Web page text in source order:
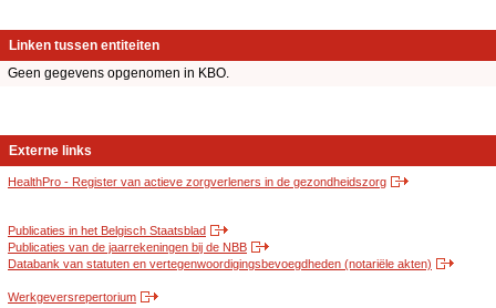
Linken tussen entiteiten
Geen gegevens opgenomen in KBO.
Externe links
HealthPro - Register van actieve zorgverleners in de gezondheidszorg
Publicaties in het Belgisch Staatsblad
Publicaties van de jaarrekeningen bij de NBB
Databank van statuten en vertegenwoordigingsbevoegdheden (notariële akten)
Werkgeversrepertorium